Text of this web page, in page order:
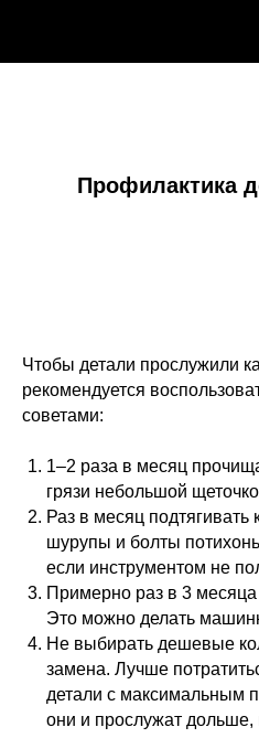
Профилактика
Чтобы детали прослужили
рекомендуется
советами:
1–2 раза в месяц
грязи небольшой
Раз в месяц подтягивать
шурупы и болты
если инструментом не
Примерно раз в 3
Это можно делать
Не выбирать дешевые
замена. Лучше
детали с максимальным
они и прослужат дольше,